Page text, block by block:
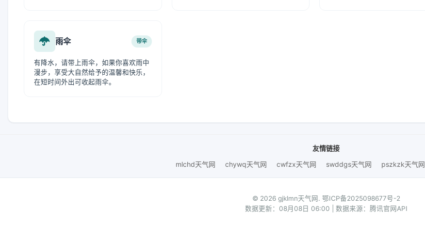
雨伞 带伞
有降水，请带上雨伞，如果你喜欢雨中
漫步，享受大自然给予的温馨和快乐，
在短时间外出可收起雨伞。
友情链接
mlchd天气网
chywq天气网 cwfzx天气网 swddgs天气网 pszkzk天气网
© 2026 gjklmn天气网. 鄂ICP备2025098677号-2
数据更新：08月08日 06:00 | 数据来源：腾讯官网API